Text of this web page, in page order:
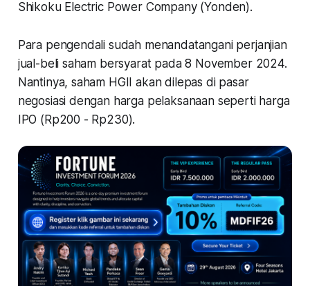
Shikoku Electric Power Company (Yonden).
Para pengendali sudah menandatangani perjanjian
jual-beli saham bersyarat pada 8 November 2024.
Nantinya, saham HGII akan dilepas di pasar
negosiasi dengan harga pelaksanaan seperti harga
IPO (Rp200 - Rp230).